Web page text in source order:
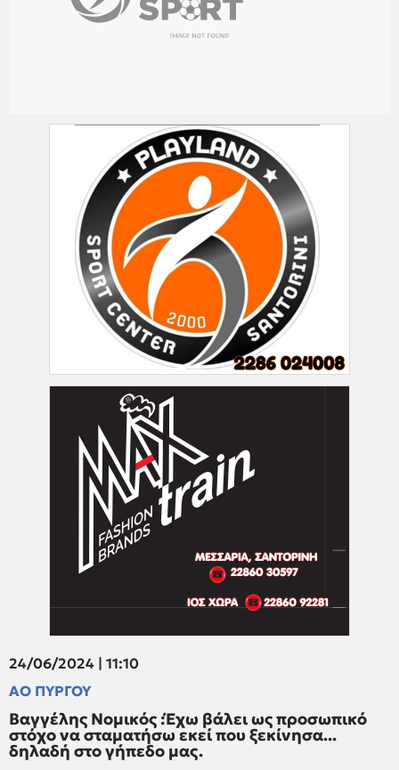
24/06/2024 | 11:10
ΑΟ ΠΥΡΓΟΥ
Βαγγέλης Νομικός :Έχω βάλει ως προσωπικό
στόχο να σταματήσω εκεί που ξεκίνησα...
δηλαδή στο γήπεδο μας.